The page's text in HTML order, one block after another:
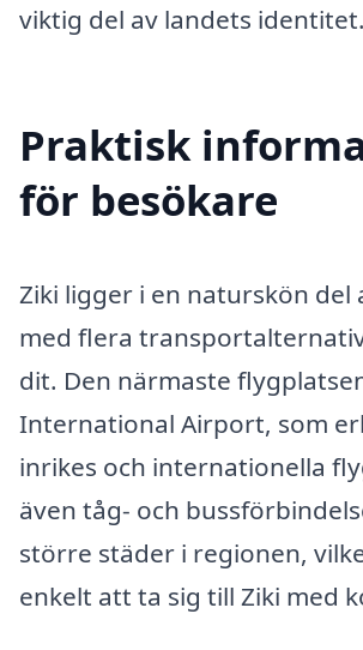
viktig del av landets identitet.
Praktisk
för besökare
Ziki ligger i en naturskön del
med flera
dit. Den närmaste
International Airport, som
inrikes och internationella
även tåg- och
större städer i regionen,
enkelt att ta sig till Ziki med